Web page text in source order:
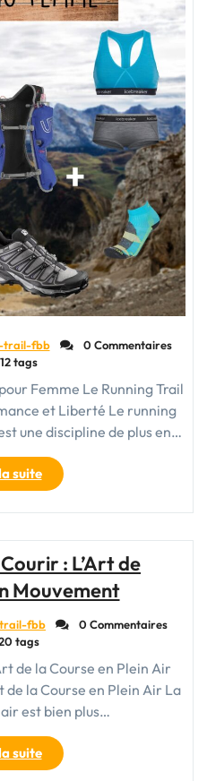
Air"
trail-fbb
0 Commentaires
12 tags
Femme Le Running Trail
et Liberté Le running
une discipline de plus en…
suite"Exploration
au
Féminin
Running
Trail
Femme"
: L’Art de
Mouvement
fbb
0 Commentaires
tags
de la Course en Plein Air
la Course en Plein Air La
est bien plus…
suite"Salomon
pour